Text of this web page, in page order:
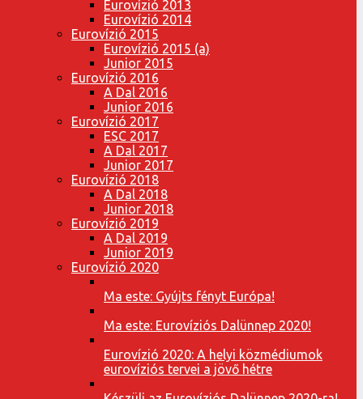
Eurovízió 2013
Eurovízió 2014
Eurovízió 2015
Eurovízió 2015 (a)
Junior 2015
Eurovízió 2016
A Dal 2016
Junior 2016
Eurovízió 2017
ESC 2017
A Dal 2017
Junior 2017
Eurovízió 2018
A Dal 2018
Junior 2018
Eurovízió 2019
A Dal 2019
Junior 2019
Eurovízió 2020
Ma este: Gyújts fényt Európa!
Ma este: Eurovíziós Dalünnep 2020!
Eurovízió 2020: A helyi közmédiumok
eurovíziós tervei a jövő hétre